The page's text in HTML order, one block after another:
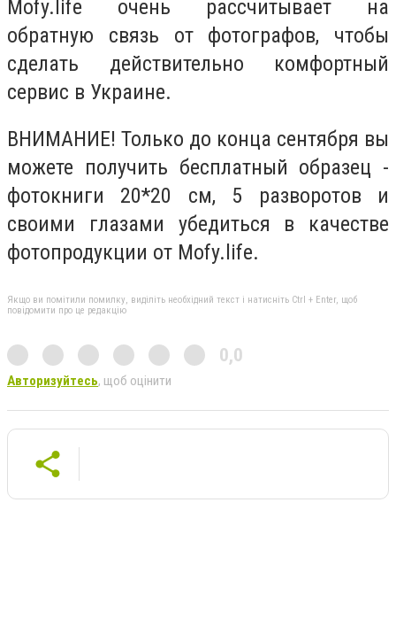
Mofy.life очень рассчитывает на
обратную связь от фотографов, чтобы
сделать действительно комфортный
сервис в Украине.
ВНИМАНИЕ! Только до конца сентября вы
можете получить бесплатный образец -
фотокниги 20*20 см, 5 разворотов и
своими глазами убедиться в качестве
фотопродукции от Mofy.life.
Якщо ви помітили помилку, виділіть необхідний текст і натисніть Ctrl + Enter, щоб
повідомити про це редакцію
0,0
Авторизуйтесь, щоб оцінити